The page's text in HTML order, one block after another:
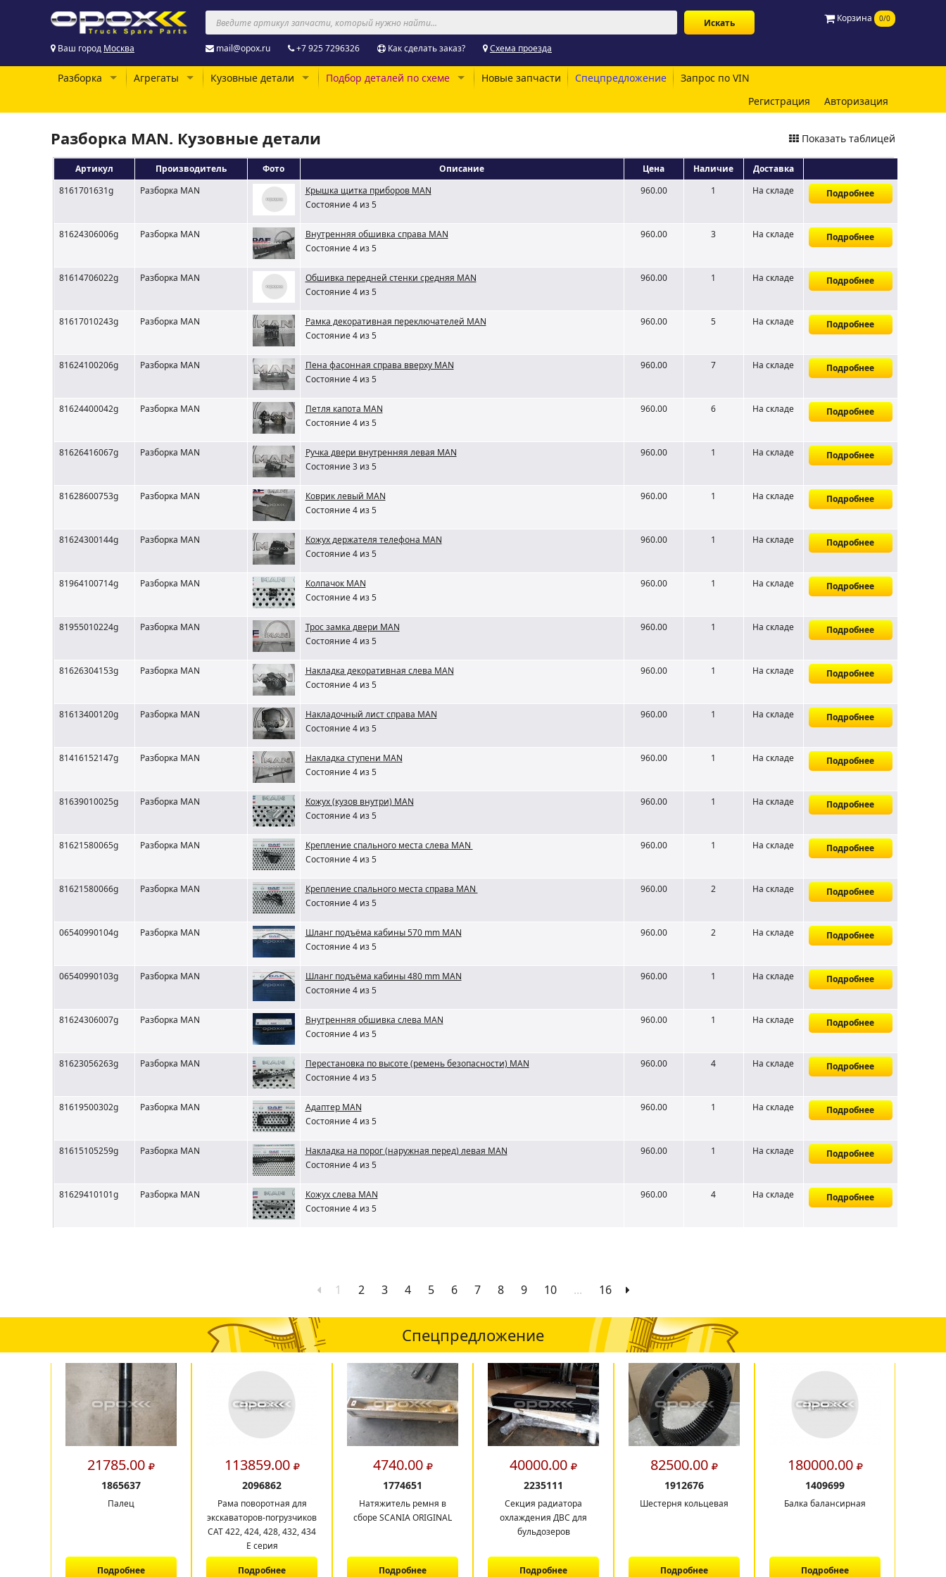
Корзина 0/0
Ваш город Москва mail@opox.ru +7 925 7296326 Как сделать заказ? Схема проезда
Разборка Агрегаты Кузовные детали Подбор деталей по схеме Новые запчасти Спецпредложение
Запрос по VIN
Регистрация
Авторизация
Разборка MAN. Кузовные детали Показать таблицей
Артикул Производитель Фото Описание Цена Наличие
Доставка
8161701631g
Разборка MAN
Крышка щитка приборов MAN
Состояние 4 из 5
960.00 1 На складе Подробнее
81624306006g Разборка MAN
Внутренняя обшивка справа MAN
Состояние 4 из 5
960.00 3 На складе Подробнее
81614706022g Разборка MAN
Обшивка передней стенки средняя MAN
Состояние 4 из 5
960.00 1 На складе Подробнее
81617010243g Разборка MAN
Рамка декоративная переключателей MAN
Состояние 4 из 5
960.00 5 На складе Подробнее
81624100206g Разборка MAN
Пена фасонная справа вверху MAN
Состояние 4 из 5
960.00 7 На складе Подробнее
81624400042g Разборка MAN
Петля капота MAN
Состояние 4 из 5
960.00 6 На складе Подробнее
81626416067g Разборка MAN
Ручка двери внутренняя левая MAN
Состояние 3 из 5
960.00 1 На складе Подробнее
81628600753g Разборка MAN
Коврик левый MAN
Состояние 4 из 5
960.00 1 На складе Подробнее
81624300144g Разборка MAN
Кожух держателя телефона MAN
Состояние 4 из 5
960.00 1 На складе Подробнее
81964100714g Разборка MAN
Колпачок MAN
Состояние 4 из 5
960.00 1 На складе Подробнее
81955010224g Разборка MAN
Трос замка двери MAN
Состояние 4 из 5
960.00 1 На складе Подробнее
81626304153g Разборка MAN
Накладка декоративная слева MAN
Состояние 4 из 5
960.00 1 На складе Подробнее
81613400120g Разборка MAN
Накладочный лист справа MAN
Состояние 4 из 5
960.00 1 На складе Подробнее
81416152147g Разборка MAN
Накладка ступени MAN
Состояние 4 из 5
960.00 1 На складе Подробнее
81639010025g Разборка MAN
Кожух (кузов внутри) MAN
Состояние 4 из 5
960.00 1 На складе Подробнее
81621580065g Разборка MAN
Крепление спального места слева MAN
Состояние 4 из 5
960.00 1 На складе Подробнее
81621580066g Разборка MAN
Крепление спального места справа MAN
Состояние 4 из 5
960.00 2 На складе Подробнее
06540990104g Разборка MAN
Шланг подъёма кабины 570 mm MAN
Состояние 4 из 5
960.00 2 На складе Подробнее
06540990103g Разборка MAN
Шланг подъёма кабины 480 mm MAN
Состояние 4 из 5
960.00 1 На складе Подробнее
81624306007g Разборка MAN
Внутренняя обшивка слева MAN
Состояние 4 из 5
960.00 1 На складе Подробнее
81623056263g Разборка MAN
Перестановка по высоте (ремень безопасности) MAN
Состояние 4 из 5
960.00 4 На складе Подробнее
81619500302g Разборка MAN
Адаптер MAN
Состояние 4 из 5
960.00 1 На складе Подробнее
81615105259g Разборка MAN
Накладка на порог (наружная перед) левая MAN
Состояние 4 из 5
960.00 1 На складе Подробнее
81629410101g Разборка MAN
Кожух слева MAN
Состояние 4 из 5
960.00 4 На складе Подробнее
1 2 3 4 5 6 7 8 9 10 ... 16
Спецпредложение
21785.00
1865637
Палец
Подробнее
113859.00
2096862
Рама поворотная для
экскаваторов-погрузчиков
CAT 422, 424, 428, 432, 434
E серия
Подробнее
4740.00
1774651
Натяжитель ремня в
сборе SCANIA ORIGINAL
Подробнее
40000.00
2235111
Секция радиатора
охлаждения ДВС для
бульдозеров
Подробнее
82500.00
1912676
Шестерня кольцевая
Подробнее
180000.00
1409699
Балка балансирная
Подробнее